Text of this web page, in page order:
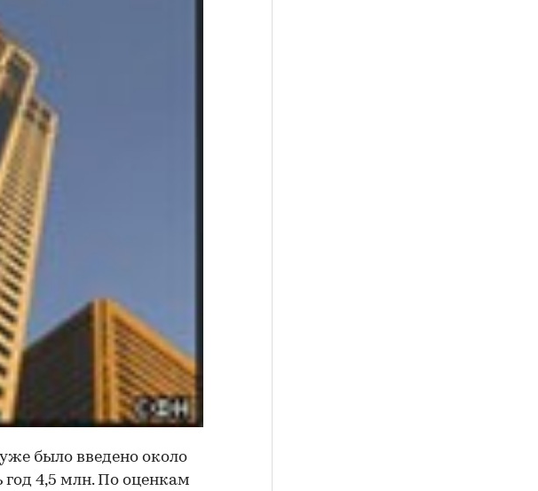
было введено около
год 4,5 млн. По оценкам